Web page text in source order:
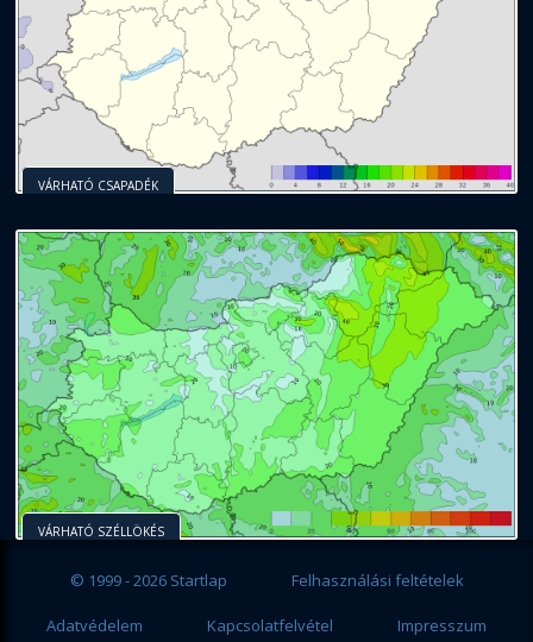
VÁRHATÓ CSAPADÉK
VÁRHATÓ SZÉLLÖKÉS
© 1999 - 2026 Startlap Felhasználási feltételek
Adatvédelem Kapcsolatfelvétel Impresszum